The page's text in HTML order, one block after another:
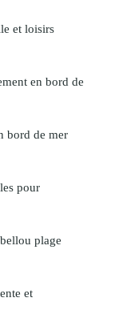
et loisirs
en bord de
bord de mer
pour
plage
et